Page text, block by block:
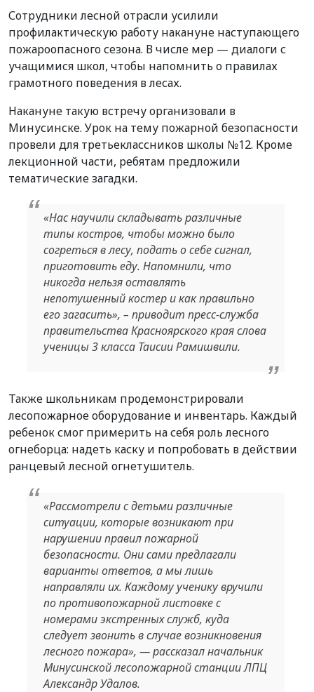
Сотрудники лесной отрасли усилили
профилактическую работу накануне наступающего
пожароопасного сезона. В числе мер — диалоги с
учащимися школ, чтобы напомнить о правилах
грамотного поведения в лесах.
Накануне такую встречу организовали в
Минусинске. Урок на тему пожарной безопасности
провели для третьеклассников школы №12. Кроме
лекционной части, ребятам предложили
тематические загадки.
«Нас научили складывать различные
типы костров, чтобы можно было
согреться в лесу, подать о себе сигнал,
приготовить еду. Напомнили, что
никогда нельзя оставлять
непотушенный костер и как правильно
его загасить», – приводит пресс-служба
правительства Красноярского края слова
ученицы 3 класса Таисии Рамишвили.
Также школьникам продемонстрировали
лесопожарное оборудование и инвентарь. Каждый
ребенок смог примерить на себя роль лесного
огнеборца: надеть каску и попробовать в действии
ранцевый лесной огнетушитель.
«Рассмотрели с детьми различные
ситуации, которые возникают при
нарушении правил пожарной
безопасности. Они сами предлагали
варианты ответов, а мы лишь
направляли их. Каждому ученику вручили
по противопожарной листовке с
номерами экстренных служб, куда
следует звонить в случае возникновения
лесного пожара», — рассказал начальник
Минусинской лесопожарной станции ЛПЦ
Александр Удалов.